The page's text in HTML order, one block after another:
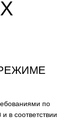
по
в соответствии